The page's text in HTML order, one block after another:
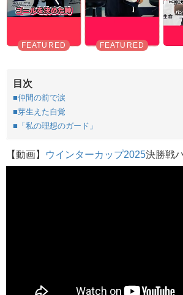
目次
■仲間の前で涙
■芽生えた自覚
■「私の理想のガード」
【動画】 ウインターカップ2025決勝戦